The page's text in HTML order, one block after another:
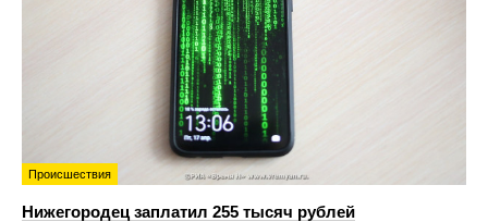
Происшествия
Нижегородец заплатил 255 тысяч рублей